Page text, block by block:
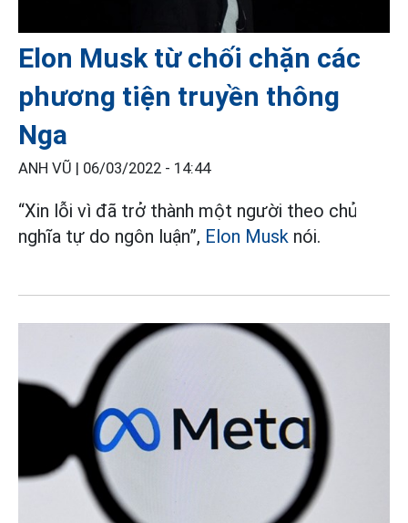
Elon Musk từ chối chặn các
phương tiện truyền thông
Nga
ANH VŨ | 06/03/2022 - 14:44
“Xin lỗi vì đã trở thành một người theo chủ
nghĩa tự do ngôn luận”, Elon Musk nói.